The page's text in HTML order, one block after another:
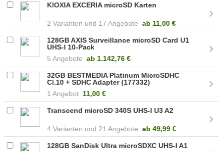
KIOXIA EXCERIA microSD Karten
2 17 Angebote ab 11,00 €
128GB AXIS Surveillance microSD Card U1
UHS-I 10-Pack
5 Angebote ab 1.142,76 €
32GB BESTMEDIA Platinum MicroSDHC
Cl.10 + SDHC Adapter (177332)
1 Angebot 11,00 €
Transcend microSD 340S UHS-I U3 A2
4 21 Angebote ab49,99 €
128GB SanDisk Ultra microSDXC UHS-I A1